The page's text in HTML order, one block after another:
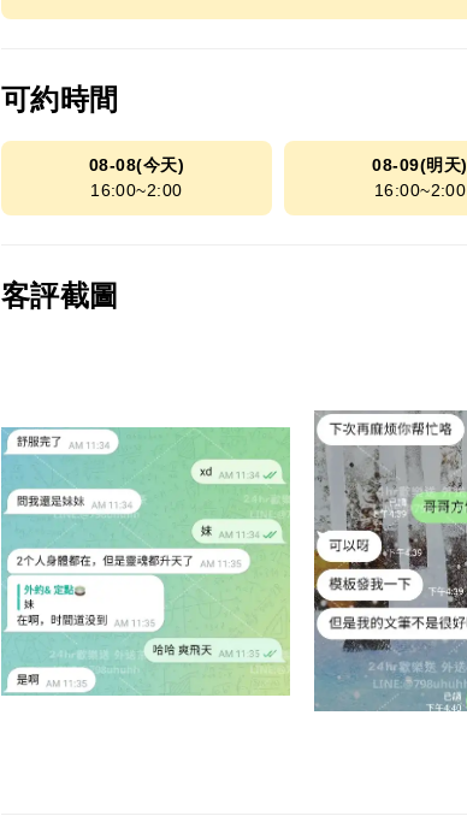
可約時間
08-08(今天)
16:00~2:00
08-09(明天)
16:00~2:00
客評截圖